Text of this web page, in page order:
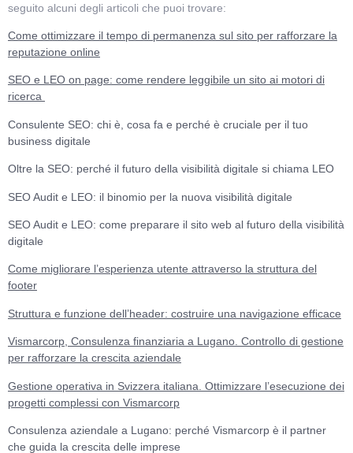
seguito alcuni degli articoli che puoi trovare:
Come ottimizzare il tempo di permanenza sul sito per rafforzare la
reputazione online
SEO e LEO on page: come rendere leggibile un sito ai motori di
ricerca
Consulente SEO: chi è, cosa fa e perché è cruciale per il tuo
business digitale
Oltre la SEO: perché il futuro della visibilità digitale si chiama LEO
SEO Audit e LEO: il binomio per la nuova visibilità digitale
SEO Audit e LEO: come preparare il sito web al futuro della visibilità
digitale
Come migliorare l’esperienza utente attraverso la struttura del
footer
Struttura e funzione dell’header: costruire una navigazione efficace
Vismarcorp, Consulenza finanziaria a Lugano. Controllo di gestione
per rafforzare la crescita aziendale
Gestione operativa in Svizzera italiana. Ottimizzare l’esecuzione dei
progetti complessi con Vismarcorp
Consulenza aziendale a Lugano: perché Vismarcorp è il partner
che guida la crescita delle imprese